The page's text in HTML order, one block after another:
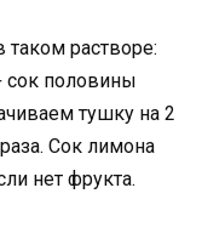
растворе:
сок половины
тушку на 2
Сок лимона
нет фрукта.